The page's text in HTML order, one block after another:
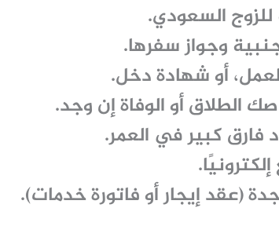
السعودي.
وجواز سفرها.
أو شهادة دخل.
الطلاق أو الوفاة إن وجد.
كبير في العمر.
(عقد إيجار أو فاتورة خدمات).